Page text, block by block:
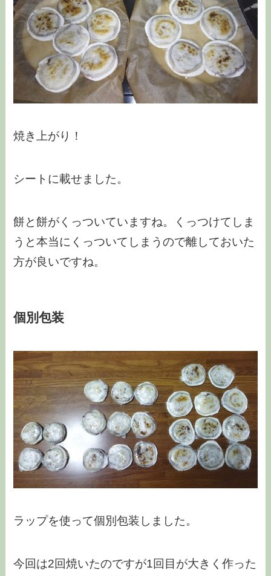
焼き上がり！
シートに載せました。
餅と餅がくっついていますね。くっつけてしま
うと本当にくっついてしまうので離しておいた
方が良いですね。
個別包装
ラップを使って個別包装しました。
今回は2回焼いたのですが1回目が大きく作った